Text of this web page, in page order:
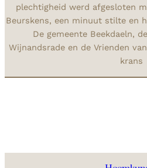
plechtigheid werd afgesloten
Beurskens, een minuut stilte en
De gemeente Beekdaeln,
Wijnandsrade en de Vrienden
krans